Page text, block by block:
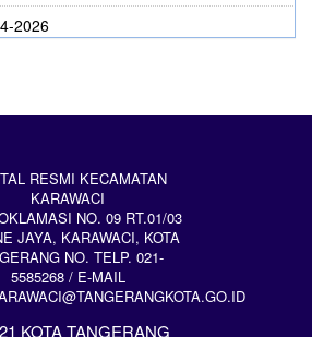
2026
RESMI KECAMATAN
KARAWACI
NO. 09 RT.01/03
JAYA, KARAWACI, KOTA
NO. TELP. 021-
5585268 / E-MAIL
KOTA TANGERANG